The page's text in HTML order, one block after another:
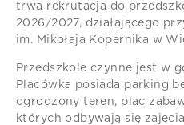
trwa rekrutacja do
2026/2027, działającego
im. Mikołaja Kopernika w
Przedszkole czynne jest w
Placówka posiada parking
ogrodzony teren, plac
których odbywają się